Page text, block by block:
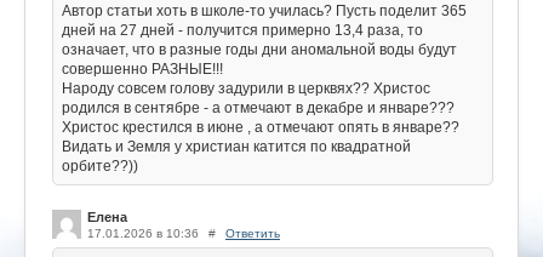
Автор статьи хоть в школе-то училась? Пусть поделит 365
дней на 27 дней - получится примерно 13,4 раза, то
означает, что в разные годы дни аномальной воды будут
совершенно РАЗНЫЕ!!!
Народу совсем голову задурили в церквях?? Христос
родился в сентябре - а отмечают в декабре и январе???
Христос крестился в июне , а отмечают опять в январе??
Видать и Земля у христиан катится по квадратной
орбите??))
Елена
17.01.2026 в 10:36 # Ответить